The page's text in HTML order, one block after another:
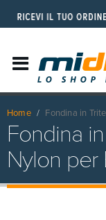
Home Fondina in
Fondina
Nylon per